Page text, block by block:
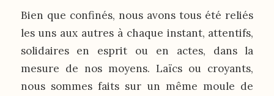
Bien que confinés, nous avons tous été reliés
les uns aux autres à chaque instant, attentifs,
solidaires en esprit ou en actes, dans la
mesure de nos moyens. Laïcs ou croyants,
nous sommes faits sur un même moule de